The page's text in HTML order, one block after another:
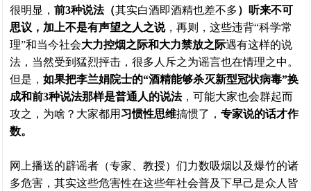
很明显， 前3种说法（其实白酒即酒精也差不多）听来不可
思议，加上不是有声望之人之说，再则，这些违背“科学常
理”和当今社会大力控烟之际和大力禁放之际遇有这样的说
法，当然受到猛烈抨击，很多人斥之为谣言也在情理之中。
但是， 如果把李兰娟院士的“酒精能够杀灭新型冠状病毒”换
成和前3种说法那样是普通人的说法，可能大家也会群起而
攻之，为啥？大家都用 习惯性思维搞惯了， 专家说的话才作
数。
网上播送的辟谣者（专家、教授）们力数吸烟以及爆竹的诸
多危害，其实这些危害性在这些年社会普及下早己是众人皆